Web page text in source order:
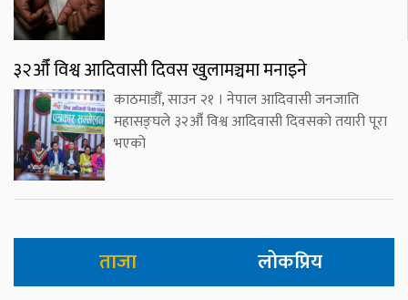
३२औँ विश्व आदिवासी दिवस खुलामञ्चमा मनाइने
काठमाडौँ, साउन २१ । नेपाल आदिवासी जनजाति
महासङ्घले ३२औँ विश्व आदिवासी दिवसको तयारी पूरा
भएको
ताजा लोकप्रिय